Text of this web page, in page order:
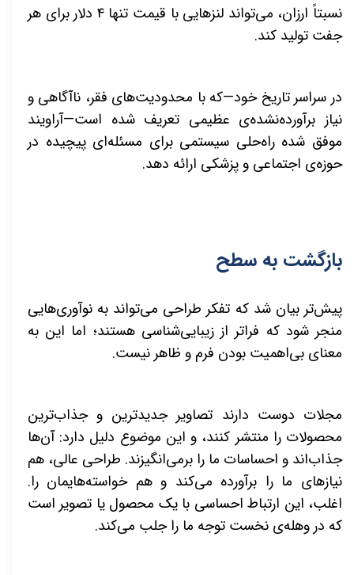
نسبتاً ارزان، می‌تواند لنزهایی با قیمت تنها ۴ دلار برای هر
جفت تولید کند.
در سراسر تاریخ خود—که با محدودیت‌های فقر، ناآگاهی و
نیاز برآورده‌نشده‌ی عظیمی تعریف شده است—آراویند
موفق شده راه‌حلی سیستمی برای مسئله‌ای پیچیده در
حوزه‌ی اجتماعی و پزشکی ارائه دهد.
بازگشت به سطح
پیش‌تر بیان شد که تفکر طراحی می‌تواند به نوآوری‌هایی
منجر شود که فراتر از زیبایی‌شناسی هستند؛ اما این به
معنای بی‌اهمیت بودن فرم و ظاهر نیست.
مجلات دوست دارند تصاویر جدیدترین و جذاب‌ترین
محصولات را منتشر کنند، و این موضوع دلیل دارد: آن‌ها
جذاب‌اند و احساسات ما را برمی‌انگیزند. طراحی عالی، هم
نیازهای ما را برآورده می‌کند و هم خواسته‌هایمان را.
اغلب، این ارتباط احساسی با یک محصول یا تصویر است
که در وهله‌ی نخست توجه ما را جلب می‌کند.